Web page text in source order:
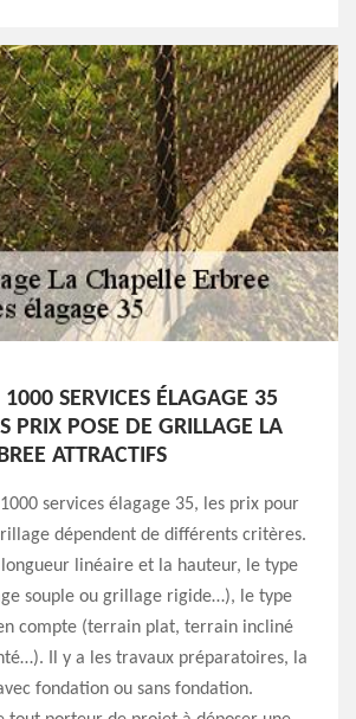
1000 SERVICES ÉLAGAGE 35
PRIX POSE DE GRILLAGE LA
ATTRACTIFS
services élagage 35, les prix pour
dépendent de différents critères.
linéaire et la hauteur, le type
souple ou grillage rigide…), le type
compte (terrain plat, terrain incliné
Il y a les travaux préparatoires, la
fondation ou sans fondation.